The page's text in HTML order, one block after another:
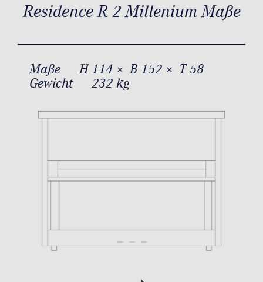
Residence R 2 Millenium Maße
Maße
H 114 × B 152 × T 58
Gewicht
232 kg